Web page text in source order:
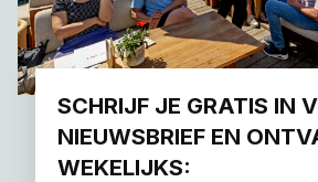
SCHRIJF JE GRATIS IN
NIEUWSBRIEF EN
WEKELIJKS: